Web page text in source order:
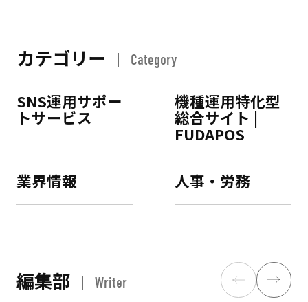
カテゴリー Category
SNS運用サポー
トサービス
機種運用特化型
総合サイト |
FUDAPOS
業界情報 人事・労務
編集部 Writer